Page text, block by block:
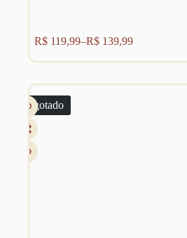
R$ 119,99–R$ 139,99
Faixa
de
R$ 119,99
produto
tem
variantes.
As
opções
podem
ser
escolhidas
Esgotado